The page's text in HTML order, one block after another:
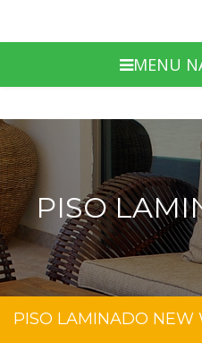
MENU
PISO
PISO LAMINADO NEW